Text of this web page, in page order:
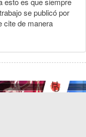
se publicó por
cite de manera